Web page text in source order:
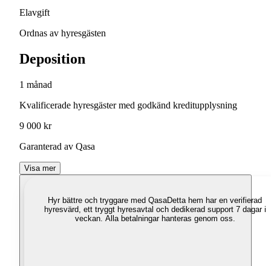
Elavgift
Ordnas av hyresgästen
Deposition
1 månad
Kvalificerade hyresgäster med godkänd kreditupplysning
9 000 kr
Garanterad av Qasa
Visa mer
Hyr bättre och tryggare med QasaDetta hem har en verifierad
hyresvärd, ett tryggt hyresavtal och dedikerad support 7 dagar i
veckan. Alla betalningar hanteras genom oss.